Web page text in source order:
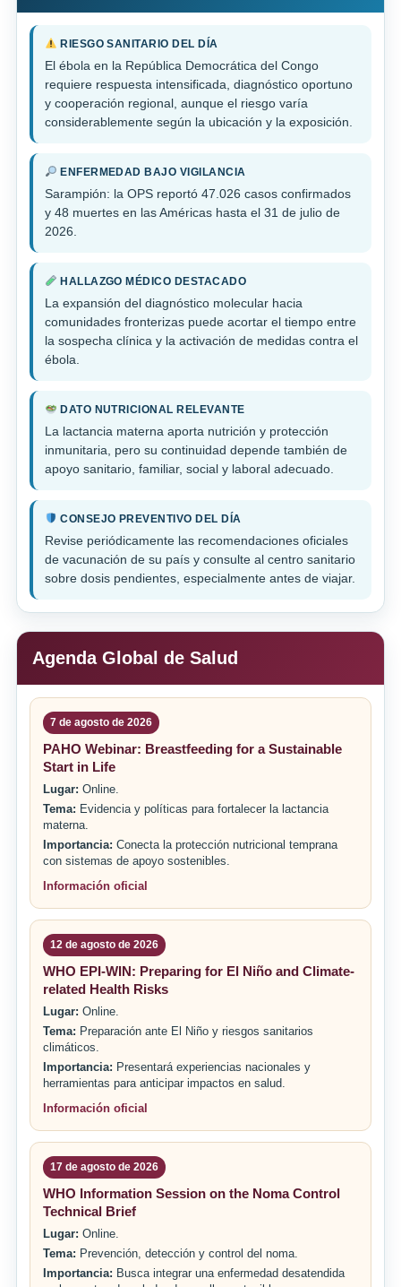
RIESGO SANITARIO DEL DÍA
El ébola en la República Democrática del Congo
requiere respuesta intensificada, diagnóstico oportuno
y cooperación regional, aunque el riesgo varía
considerablemente según la ubicación y la exposición.
ENFERMEDAD BAJO VIGILANCIA
Sarampión: la OPS reportó 47.026 casos confirmados
y 48 muertes en las Américas hasta el 31 de julio de
2026.
HALLAZGO MÉDICO DESTACADO
La expansión del diagnóstico molecular hacia
comunidades fronterizas puede acortar el tiempo entre
la sospecha clínica y la activación de medidas contra el
ébola.
DATO NUTRICIONAL RELEVANTE
La lactancia materna aporta nutrición y protección
inmunitaria, pero su continuidad depende también de
apoyo sanitario, familiar, social y laboral adecuado.
CONSEJO PREVENTIVO DEL DÍA
Revise periódicamente las recomendaciones oficiales
de vacunación de su país y consulte al centro sanitario
sobre dosis pendientes, especialmente antes de viajar.
Agenda Global de Salud
7 de agosto de 2026
PAHO Webinar: Breastfeeding for a Sustainable
Start in Life
Lugar: Online.
Tema: Evidencia y políticas para fortalecer la lactancia
materna.
Importancia: Conecta la protección nutricional temprana
con sistemas de apoyo sostenibles.
Información oficial
12 de agosto de 2026
WHO EPI-WIN: Preparing for El Niño and Climate-
related Health Risks
Lugar: Online.
Tema: Preparación ante El Niño y riesgos sanitarios
climáticos.
Importancia: Presentará experiencias nacionales y
herramientas para anticipar impactos en salud.
Información oficial
17 de agosto de 2026
WHO Information Session on the Noma Control
Technical Brief
Lugar: Online.
Tema: Prevención, detección y control del noma.
Importancia: Busca integrar una enfermedad desatendida